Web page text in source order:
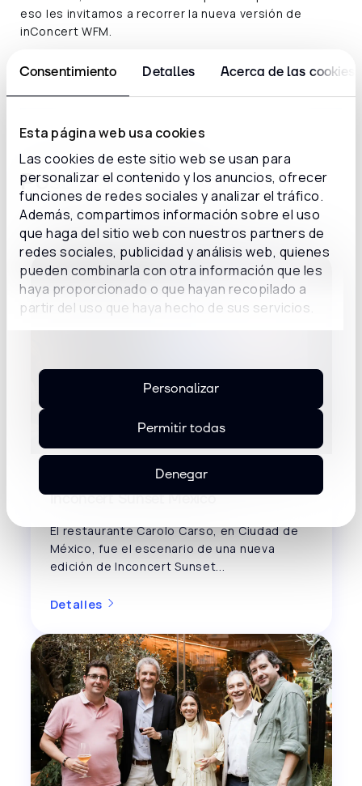
Consentimiento Detalles Acerca de las cookies
Esta página web usa cookies
Las cookies de este sitio web se usan para
personalizar el contenido y los anuncios, ofrecer
funciones de redes sociales y analizar el tráfico.
Además, compartimos información sobre el uso
que haga del sitio web con nuestros partners de
redes sociales, publicidad y análisis web, quienes
pueden combinarla con otra información que les
haya proporcionado o que hayan recopilado a
partir del uso que haya hecho de sus servicios.
Permitir todas
Personalizar
Denegar
eso les invitamos a recorrer la nueva versión de
inConcert WFM.
Post relacionados
De la teoría a los resultados: así fue
Inconcert Sunset México
El restaurante Carolo Carso, en Ciudad de
México, fue el escenario de una nueva
edición de Inconcert Sunset...
Detalles